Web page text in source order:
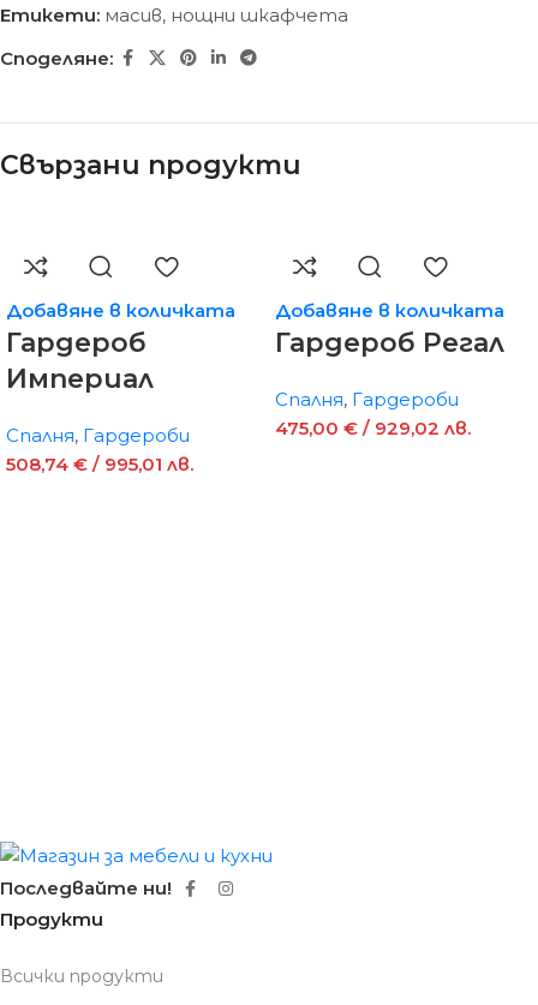
Етикети: масив, нощни шкафчета
Споделяне:
Свързани продукти
Добавяне в количката
Гардероб
Империал
Спалня, Гардероби
508,74 € / 995,01 лв.
Добавяне в количката
Гардероб Регал
Спалня, Гардероби
475,00 € / 929,02 лв.
Последвайте ни!
Продукти
Всички продукти